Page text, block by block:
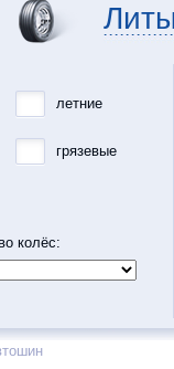
летние
грязевые
колёс: